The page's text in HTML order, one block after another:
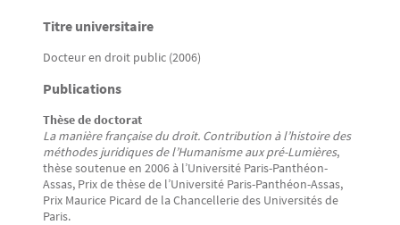
Texte
Titre universitaire
Docteur en droit public (2006)
Publications
Thèse de doctorat
La manière française du droit. Contribution à l’histoire des
méthodes juridiques de l’Humanisme aux pré-Lumières,
thèse soutenue en 2006 à l’Université Paris-Panthéon-
Assas, Prix de thèse de l’Université Paris-Panthéon-Assas,
Prix Maurice Picard de la Chancellerie des Universités de
Paris.